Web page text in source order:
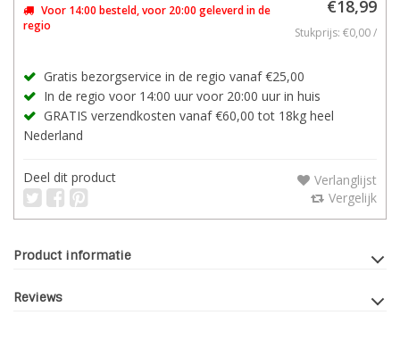
Voor 14:00 besteld, voor 20:00 geleverd in de
regio
€18,99
Stukprijs: €0,00 /
Gratis bezorgservice in de regio vanaf €25,00
In de regio voor 14:00 uur voor 20:00 uur in huis
GRATIS verzendkosten vanaf €60,00 tot 18kg heel
Nederland
Deel dit product
Verlanglijst
Vergelijk
Product informatie
Reviews